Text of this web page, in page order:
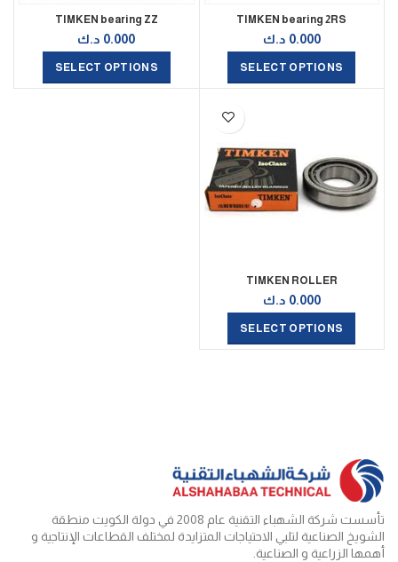
TIMKEN bearing 2RS
0.000 د.ك
SELECT OPTIONS
TIMKEN bearing ZZ
0.000 د.ك
SELECT OPTIONS
TIMKEN ROLLER
0.000 د.ك
SELECT OPTIONS
تأسست شركة الشهباء التقنية عام 2008 في دولة الكويت منطقة
الشويخ الصناعية لتلبي الاحتياجات المتزايدة لمختلف القطاعات الإنتاجية و
أهمها الزراعية و الصناعية.